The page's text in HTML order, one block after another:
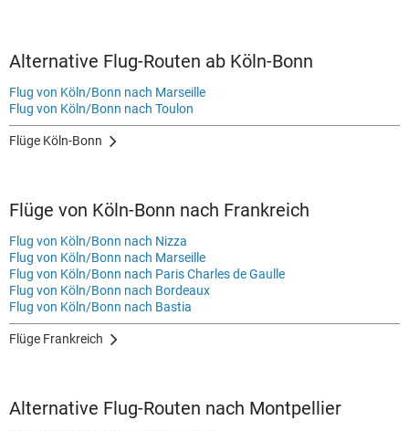
Alternative Flug-Routen ab Köln-Bonn
Flug von Köln/Bonn nach Marseille
Flug von Köln/Bonn nach Toulon
Flüge Köln-Bonn
Flüge von Köln-Bonn nach Frankreich
Flug von Köln/Bonn nach Nizza
Flug von Köln/Bonn nach Marseille
Flug von Köln/Bonn nach Paris Charles de Gaulle
Flug von Köln/Bonn nach Bordeaux
Flug von Köln/Bonn nach Bastia
Flüge Frankreich
Alternative Flug-Routen nach Montpellier